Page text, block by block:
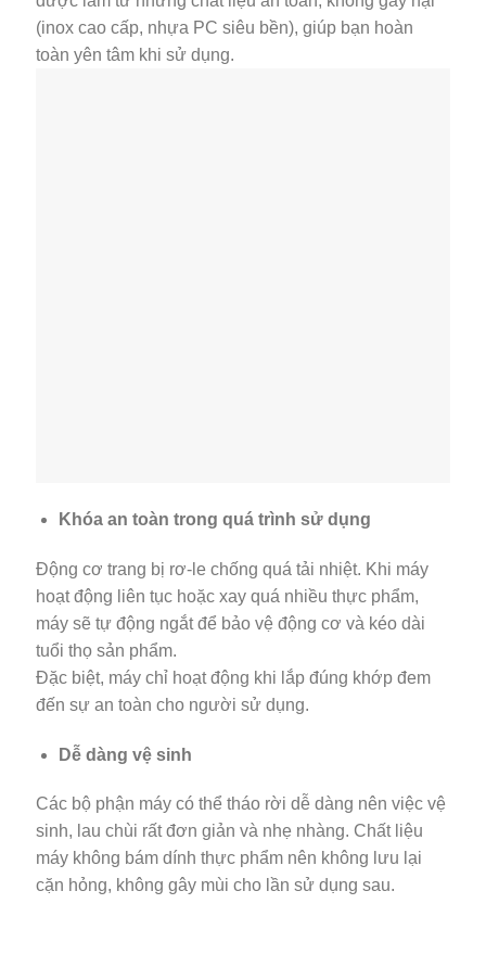
(inox cao cấp, nhựa PC siêu bền), giúp bạn hoàn
toàn yên tâm khi sử dụng.
Khóa an toàn trong quá trình sử dụng
Động cơ trang bị rơ-le chống quá tải nhiệt. Khi máy
hoạt động liên tục hoặc xay quá nhiều thực phẩm,
máy sẽ tự động ngắt để bảo vệ động cơ và kéo dài
tuổi thọ sản phẩm.
Đặc biệt, máy chỉ hoạt động khi lắp đúng khớp đem
đến sự an toàn cho người sử dụng.
Dễ dàng vệ sinh
Các bộ phận máy có thể tháo rời dễ dàng nên việc vệ
sinh, lau chùi rất đơn giản và nhẹ nhàng. Chất liệu
máy không bám dính thực phẩm nên không lưu lại
cặn hỏng, không gây mùi cho lần sử dụng sau.